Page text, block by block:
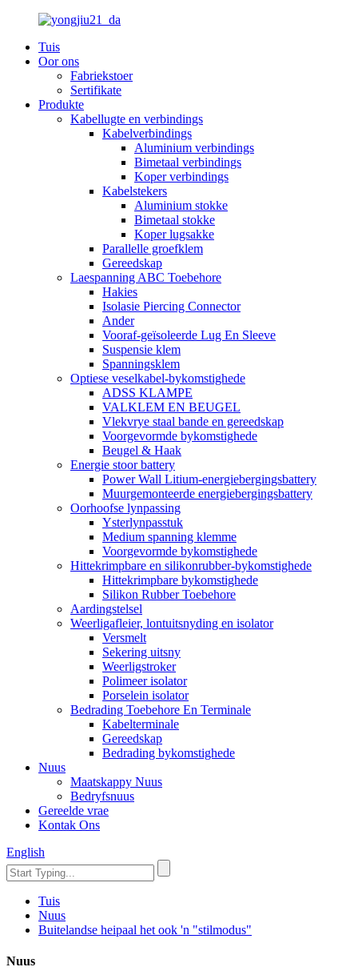
Tuis
Oor ons
Fabriekstoer
Sertifikate
Produkte
Kabellugte en verbindings
Kabelverbindings
Aluminium verbindings
Bimetaal verbindings
Koper verbindings
Kabelstekers
Aluminium stokke
Bimetaal stokke
Koper lugsakke
Parallelle groefklem
Gereedskap
Laespanning ABC Toebehore
Hakies
Isolasie Piercing Connector
Ander
Vooraf-geïsoleerde Lug En Sleeve
Suspensie klem
Spanningsklem
Optiese veselkabel-bykomstighede
ADSS KLAMPE
VALKLEM EN BEUGEL
Vlekvrye staal bande en gereedskap
Voorgevormde bykomstighede
Beugel & Haak
Energie stoor battery
Power Wall Litium-energiebergingsbattery
Muurgemonteerde energiebergingsbattery
Oorhoofse lynpassing
Ysterlynpasstuk
Medium spanning klemme
Voorgevormde bykomstighede
Hittekrimpbare en silikonrubber-bykomstighede
Hittekrimpbare bykomstighede
Silikon Rubber Toebehore
Aardingstelsel
Weerligafleier, lontuitsnyding en isolator
Versmelt
Sekering uitsny
Weerligstroker
Polimeer isolator
Porselein isolator
Bedrading Toebehore En Terminale
Kabelterminale
Gereedskap
Bedrading bykomstighede
Nuus
Maatskappy Nuus
Bedryfsnuus
Gereelde vrae
Kontak Ons
English
Tuis
Nuus
Buitelandse heipaal het ook 'n "stilmodus"
Nuus